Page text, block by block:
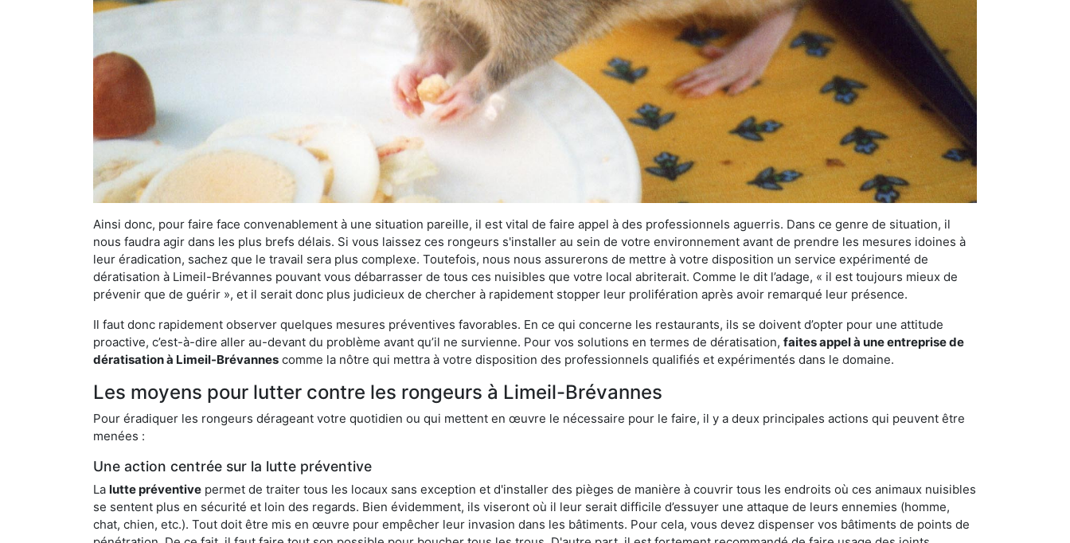
Ainsi donc, pour faire face convenablement à une situation pareille, il est vital de faire appel à des professionnels aguerris. Dans ce genre de situation, il
nous faudra agir dans les plus brefs délais. Si vous laissez ces rongeurs s'installer au sein de votre environnement avant de prendre les mesures idoines à
leur éradication, sachez que le travail sera plus complexe. Toutefois, nous nous assurerons de mettre à votre disposition un service expérimenté de
dératisation à Limeil-Brévannes pouvant vous débarrasser de tous ces nuisibles que votre local abriterait. Comme le dit l’adage, « il est toujours mieux de
prévenir que de guérir », et il serait donc plus judicieux de chercher à rapidement stopper leur prolifération après avoir remarqué leur présence.
Il faut donc rapidement observer quelques mesures préventives favorables. En ce qui concerne les restaurants, ils se doivent d’opter pour une attitude
proactive, c’est-à-dire aller au-devant du problème avant qu’il ne survienne. Pour vos solutions en termes de dératisation, faites appel à une entreprise de
dératisation à Limeil-Brévannes comme la nôtre qui mettra à votre disposition des professionnels qualifiés et expérimentés dans le domaine.
Les moyens pour lutter contre les rongeurs à Limeil-Brévannes
Pour éradiquer les rongeurs dérageant votre quotidien ou qui mettent en œuvre le nécessaire pour le faire, il y a deux principales actions qui peuvent être
menées :
Une action centrée sur la lutte préventive
La lutte préventive permet de traiter tous les locaux sans exception et d'installer des pièges de manière à couvrir tous les endroits où ces animaux nuisibles
se sentent plus en sécurité et loin des regards. Bien évidemment, ils viseront où il leur serait difficile d’essuyer une attaque de leurs ennemies (homme,
chat, chien, etc.). Tout doit être mis en œuvre pour empêcher leur invasion dans les bâtiments. Pour cela, vous devez dispenser vos bâtiments de points de